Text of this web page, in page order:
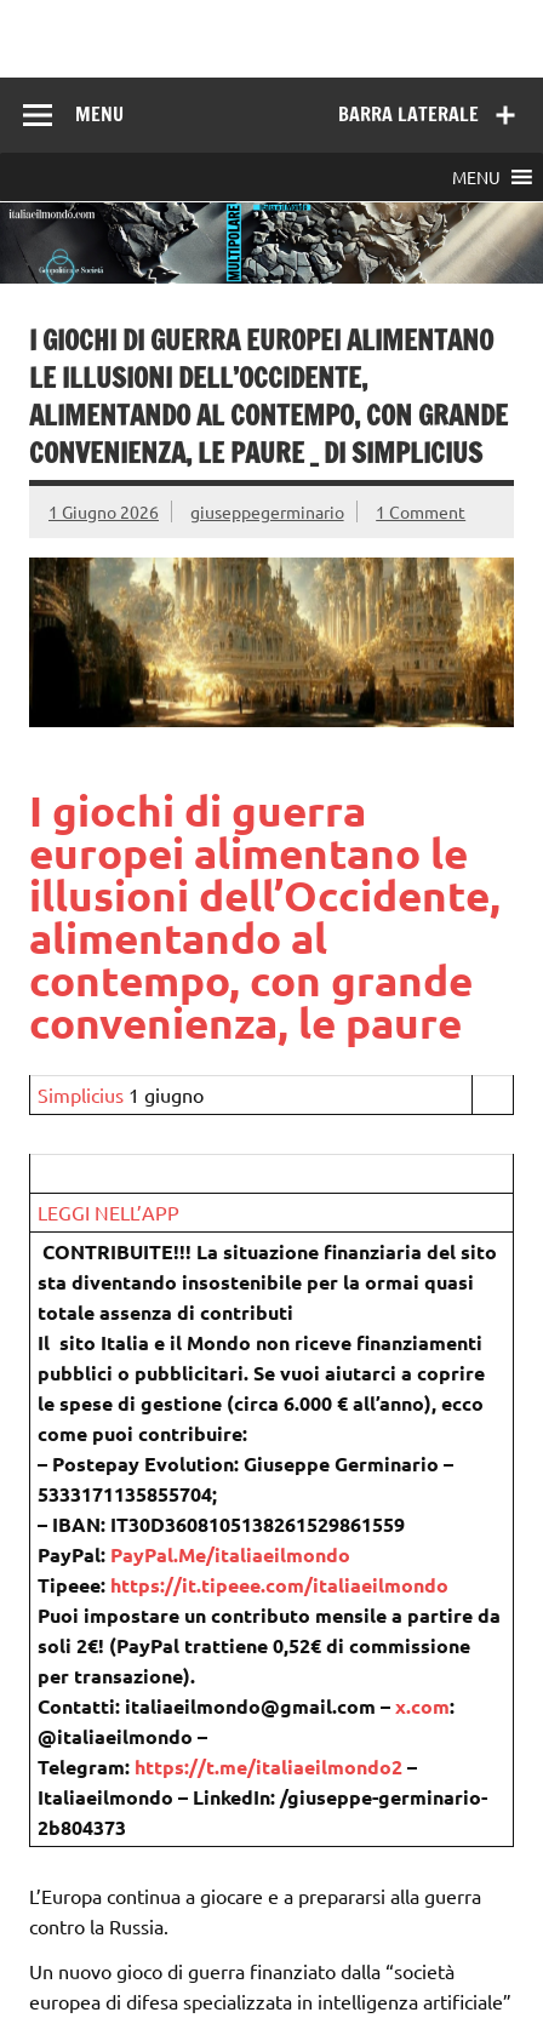
BARRA LATERALE
MENU
MENU
I GIOCHI DI GUERRA EUROPEI ALIMENTANO
LE ILLUSIONI DELL’OCCIDENTE,
ALIMENTANDO AL CONTEMPO, CON GRANDE
CONVENIENZA, LE PAURE _ DI SIMPLICIUS
1 Giugno 2026 giuseppegerminario 1 Comment
I giochi di guerra
europei alimentano le
illusioni dell’Occidente,
alimentando al
contempo, con grande
convenienza, le paure
Simplicius 1 giugno
LEGGI NELL’APP
CONTRIBUITE!!! La situazione finanziaria del sito
sta diventando insostenibile per la ormai quasi
totale assenza di contributi
Il sito Italia e il Mondo non riceve finanziamenti
pubblici o pubblicitari. Se vuoi aiutarci a coprire
le spese di gestione (circa 6.000 € all’anno), ecco
come puoi contribuire:
– Postepay Evolution: Giuseppe Germinario –
5333171135855704;
– IBAN: IT30D3608105138261529861559
PayPal: PayPal.Me/italiaeilmondo
Tipeee: https://it.tipeee.com/italiaeilmondo
Puoi impostare un contributo mensile a partire da
soli 2€! (PayPal trattiene 0,52€ di commissione
per transazione).
Contatti: italiaeilmondo@gmail.com –x.com:
@italiaeilmondo –
Telegram: https://t.me/italiaeilmondo2–
Italiaeilmondo – LinkedIn: /giuseppe-germinario-
2b804373
L’Europa continua a giocare e a prepararsi alla guerra
contro la Russia.
Un nuovo gioco di guerra finanziato dalla “società
europea di difesa specializzata in intelligenza artificiale”